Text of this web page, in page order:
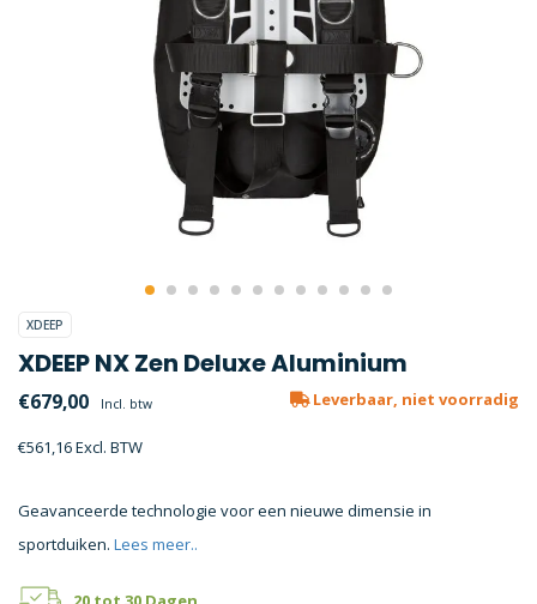
XDEEP
XDEEP NX Zen Deluxe Aluminium
€679,00 Incl. btw
€561,16 Excl. BTW
Leverbaar, niet voorradig
Geavanceerde technologie voor een nieuwe dimensie in
sportduiken. Lees meer..